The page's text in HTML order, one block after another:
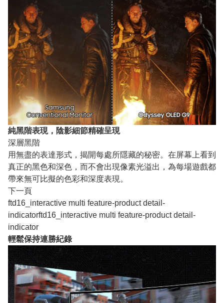
純黑階表現，陰影細節精確呈現
深層黑階
用無盡的表達形式，揭開每處所隱藏的秘密。在屏幕上看到
真正的黑色和深色，而不會出現像素光溢出，為每場遊戲都
帶來無可比擬的色彩和深度表現。
下一頁
ftd16_interactive multi feature-product detail-
indicatorftd16_interactive multi feature-product detail-
indicator
輕鬆保持連勝紀錄